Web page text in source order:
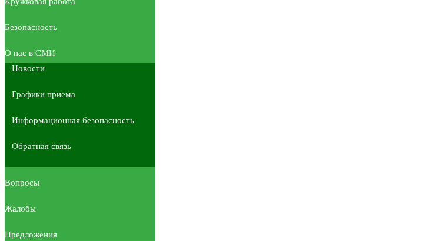
Безопасность
О нас в СМИ
Новости
Графики приема
Информационная безопасность
Обратная связь
Вопросы
Жалобы
Предложения